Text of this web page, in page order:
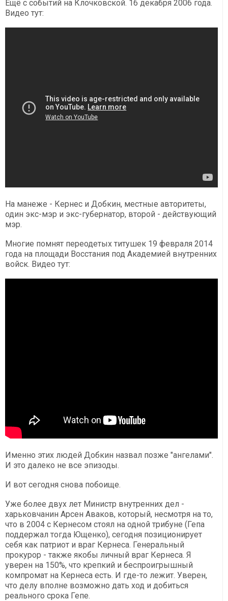
Ещё с событий на Клочковской. 16 декабря 2006 года.
Видео тут:
На манеже - Кернес и Добкин, местные авторитеты,
один экс-мэр и экс-губернатор, второй - действующий
мэр.
Многие помнят переодетых титушек 19 февраля 2014
года на площади Восстания под Академией внутренних
войск. Видео тут:
Именно этих людей Добкин назвал позже "ангелами".
И это далеко не все эпизоды.
И вот сегодня снова побоище.
Уже более двух лет Министр внутренних дел -
харьковчанин Арсен Аваков, который, несмотря на то,
что в 2004 с Кернесом стоял на одной трибуне (Гепа
поддержал тогда Ющенко), сегодня позиционирует
себя как патриот и враг Кернеса. Генеральный
прокурор - также якобы личный враг Кернеса. Я
уверен на 150%, что крепкий и беспроигрышный
компромат на Кернеса есть. И где-то лежит. Уверен,
что делу вполне возможно дать ход и добиться
реального срока Гепе.